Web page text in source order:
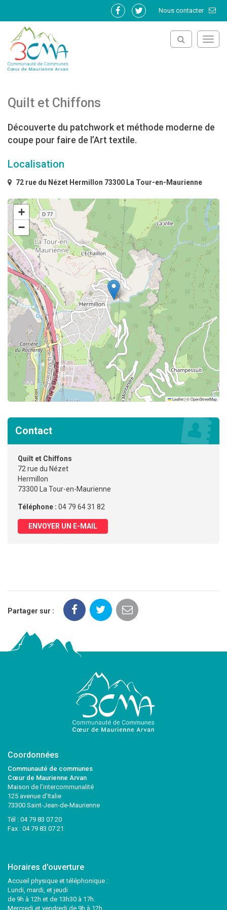
Nous contacter
Lien
Lien
Quilt et Chiffons
Découverte du patchwork et méthode moderne de
coupe pour faire de l’Art textile.
Localisation
72 rue du Nézet Hermillon 73300 La Tour-en-Maurienne
+
−
Leaflet|©OpenStreetMap
Contact
Quilt et Chiffons
72 rue du Nézet
Hermillon
73300 La Tour-en-Maurienne
Téléphone : 04 79 64 31 82
ENVOYER UN E-MAIL
Partager sur :
Coordonnées
Communauté de communes
Cœur de Maurienne Arvan
Maison de l’intercommunalité
125 avenue d’Italie
73300 Saint-Jean-de-Maurienne
Tél : 04 79 83 07 20
Fax : 04 79 83 07 21
Horaires d'ouverture
Accueil physique et téléphonique :
Lundi, mardi, et jeudi
de 9h à 12h et de 13h30 à 17h.
Mercredi et vendredi de 9h à 12h.